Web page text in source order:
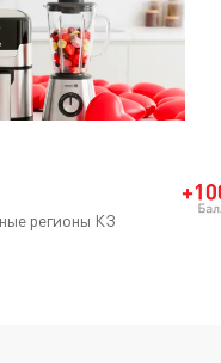
регионы КЗ